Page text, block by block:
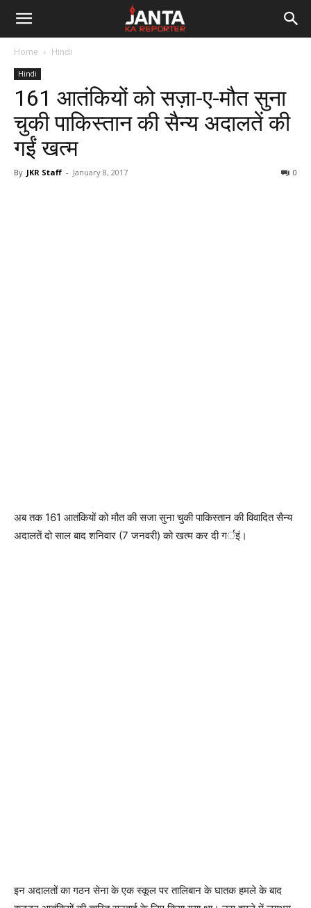
Janta
Reporter
Home Hindi
Hindi
161 आतंकियों को सज़ा-ए-मौत सुना
चुकी पाकिस्तान की सैन्य अदालतें की
गईं खत्म
By JKR Staff - January 8, 2017 0
अब तक 161 आतंकियों को मौत की सजा सुना चुकी पाकिस्तान की विवादित सैन्य
अदालतें दो साल बाद शनिवार (7 जनवरी) को खत्म कर दी गर्इं।
इन अदालतों का गठन सेना के एक स्कूल पर तालिबान के घातक हमले के बाद